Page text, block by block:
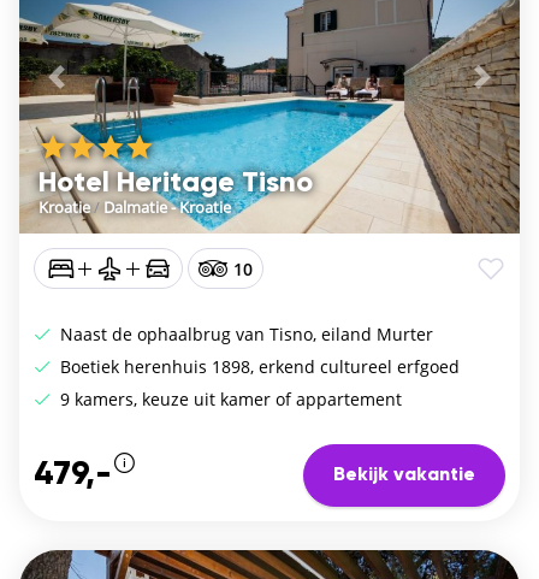
Hotel Heritage Tisno
Kroatie/ Dalmatie - Kroatie
Vorige De
10
Naast de ophaalbrug van Tisno, eiland Murter
Boetiek herenhuis 1898, erkend cultureel erfgoed
9 kamers, keuze uit kamer of appartement
479,- Bekijk vakantie